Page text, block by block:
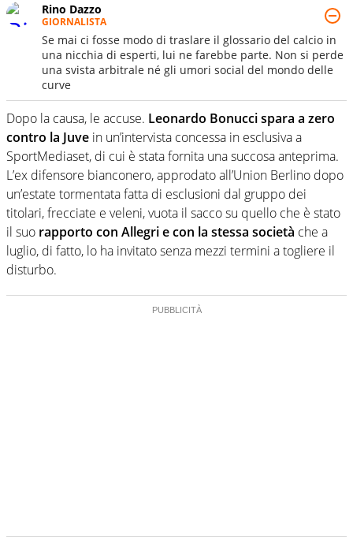
Rino Dazzo
GIORNALISTA
Se mai ci fosse modo di traslare il glossario del calcio in
una nicchia di esperti, lui ne farebbe parte. Non si perde
una svista arbitrale né gli umori social del mondo delle
curve
Dopo la causa, le accuse. Leonardo Bonucci spara a zero
contro la Juve in un’intervista concessa in esclusiva a
SportMediaset, di cui è stata fornita una succosa anteprima.
L’ex difensore bianconero, approdato all’Union Berlino dopo
un’estate tormentata fatta di esclusioni dal gruppo dei
titolari, frecciate e veleni, vuota il sacco su quello che è stato
il suo rapporto con Allegri e con la stessa società che a
luglio, di fatto, lo ha invitato senza mezzi termini a togliere il
disturbo.